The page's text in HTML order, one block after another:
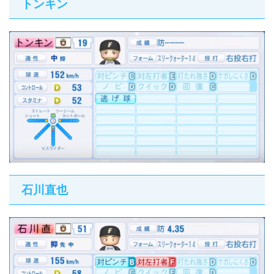
トンキン
石川直也